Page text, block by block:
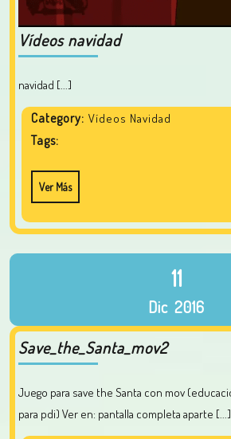
Vídeos navidad
navidad [...]
Category: Vídeos Navidad
Tags:
Ver Más
11
Dic 2016
Save_the_Santa_mov2
Juego para save the Santa con mov (educación infantil, recursos
para pdi) Ver en: pantalla completa aparte [...]